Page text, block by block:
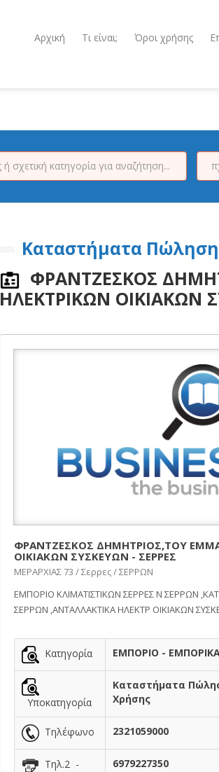
Αρχική Τι είναι; Όροι χρήσης
Καταστήματα
ΦΡΑΝΤΖΕΣΚΟΣ
ΗΛΕΚΤΡΙΚΩΝ ΟΙΚΙΑΚΩΝ
ΦΡΑΝΤΖΕΣΚΟΣ ΔΗΜΗΤΡΙΟΣ,ΤΟΥ
ΟΙΚΙΑΚΩΝ ΣΥΣΚΕΥΩΝ - ΣΕΡΡΕΣ
ΜΕΡΑΡΧΙΑΣ 73 / Σερρες / ΣΕΡΡΩΝ
ΕΜΠΟΡΙΟ ΚΛΙΜΑΤΙΣΤΙΚΩΝ ΣΕΡΡΕΣ Ν ΣΕΡΡΩΝ
ΣΕΡΡΩΝ ,ΑΝΤΑΛΛΑΚΤΙΚΑ ΗΛΕΚΤΡ ΟΙΚΙΑΚΩΝ
Κατηγορία ΕΜΠΟΡΙΟ -
Υποκατηγορία
Καταστήματα
Χρήσης
Τηλέφωνο 2321059000
Τηλ.2 -
6979227350